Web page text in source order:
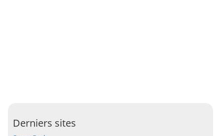
Derniers sites